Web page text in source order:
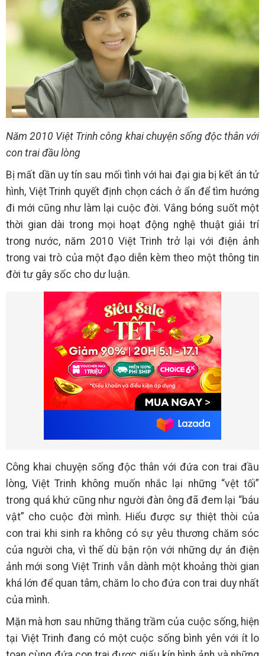
Năm 2010 Việt Trinh công khai chuyện sống độc thân với
con trai đầu lòng
Bị mất dần uy tín sau mối tình với hai đại gia bị kết án tử
hình, Việt Trinh quyết định chọn cách ở ẩn để tìm hướng
đi mới cũng như làm lại cuộc đời. Vắng bóng suốt một
thời gian dài trong mọi hoạt động nghệ thuật giải trí
trong nước, năm 2010 Việt Trinh trở lại với điện ảnh
trong vai trò của một đạo diễn kèm theo một thông tin
đời tư gây sốc cho dư luận.
Công khai chuyện sống độc thân với đứa con trai đầu
lòng, Việt Trinh không muốn nhắc lại những “vệt tối”
trong quá khứ cũng như người đàn ông đã đem lại “báu
vật” cho cuộc đời mình. Hiểu được sự thiệt thòi của
con trai khi sinh ra không có sự yêu thương chăm sóc
của người cha, vì thế dù bận rộn với những dự án điện
ảnh mới song Việt Trinh vẫn dành một khoảng thời gian
khá lớn để quan tâm, chăm lo cho đứa con trai duy nhất
của mình.
Mặn mà hơn sau những thăng trầm của cuộc sống, hiện
tại Việt Trinh đang có một cuộc sống bình yên với ít lo